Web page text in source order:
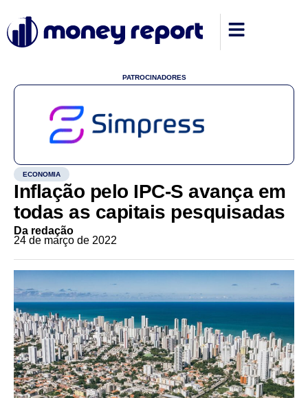
PATROCINADORES
ECONOMIA
Inflação pelo IPC-S avança em
todas as capitais pesquisadas
Da redação
24 de março de 2022